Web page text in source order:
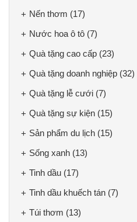
Nến thơm (17)
Nước hoa ô tô (7)
Quà tặng cao cấp (23)
Quà tặng doanh nghiệp (32)
Quà tặng lễ cưới (7)
Quà tặng sự kiện (15)
Sản phẩm du lịch (15)
Sống xanh (13)
Tinh dầu (17)
Tinh dầu khuếch tán (7)
Túi thơm (13)